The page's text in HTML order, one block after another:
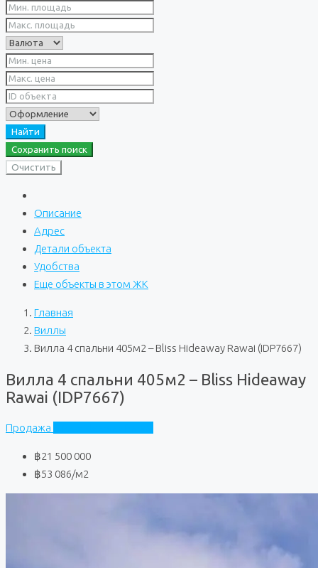
Найти
Сохранить поиск
Очистить
Описание
Адрес
Детали объекта
Удобства
Еще объекты в этом ЖК
Главная
Виллы
Вилла 4 спальни 405м2 – Bliss Hideaway Rawai (IDP7667)
Вилла 4 спальни 405м2 – Bliss Hideaway
Rawai (IDP7667)
Продажа
฿21 500 000
฿53 086/м2